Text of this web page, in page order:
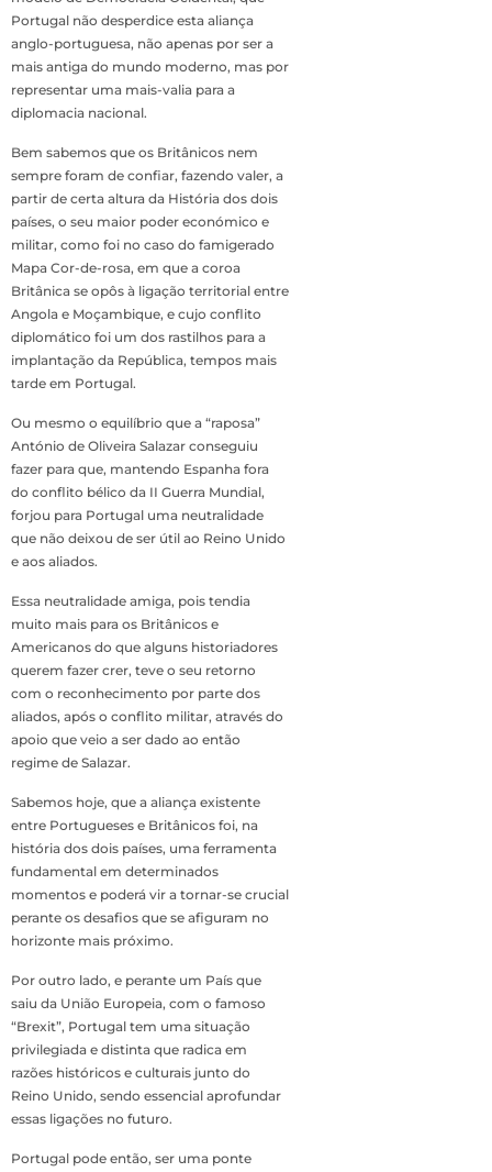
Portugal não desperdice esta aliança
anglo-portuguesa, não apenas por ser a
mais antiga do mundo moderno, mas por
representar uma mais-valia para a
diplomacia nacional.
Bem sabemos que os Britânicos nem
sempre foram de confiar, fazendo valer, a
partir de certa altura da História dos dois
países, o seu maior poder económico e
militar, como foi no caso do famigerado
Mapa Cor-de-rosa, em que a coroa
Britânica se opôs à ligação territorial entre
Angola e Moçambique, e cujo conflito
diplomático foi um dos rastilhos para a
implantação da República, tempos mais
tarde em Portugal.
Ou mesmo o equilíbrio que a “raposa”
António de Oliveira Salazar conseguiu
fazer para que, mantendo Espanha fora
do conflito bélico da II Guerra Mundial,
forjou para Portugal uma neutralidade
que não deixou de ser útil ao Reino Unido
e aos aliados.
Essa neutralidade amiga, pois tendia
muito mais para os Britânicos e
Americanos do que alguns historiadores
querem fazer crer, teve o seu retorno
com o reconhecimento por parte dos
aliados, após o conflito militar, através do
apoio que veio a ser dado ao então
regime de Salazar.
Sabemos hoje, que a aliança existente
entre Portugueses e Britânicos foi, na
história dos dois países, uma ferramenta
fundamental em determinados
momentos e poderá vir a tornar-se crucial
perante os desafios que se afiguram no
horizonte mais próximo.
Por outro lado, e perante um País que
saiu da União Europeia, com o famoso
“Brexit”, Portugal tem uma situação
privilegiada e distinta que radica em
razões históricos e culturais junto do
Reino Unido, sendo essencial aprofundar
essas ligações no futuro.
Portugal pode então, ser uma ponte